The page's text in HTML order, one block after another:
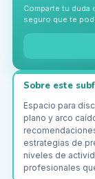
Comparte tu
seguro que te
Sobre este
Espacio para
plano y arco
estrategias de
niveles de
profesionales